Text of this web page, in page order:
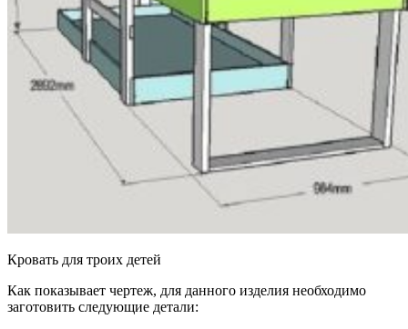
Кровать для троих детей
Как показывает чертеж, для данного изделия необходимо
заготовить следующие детали: